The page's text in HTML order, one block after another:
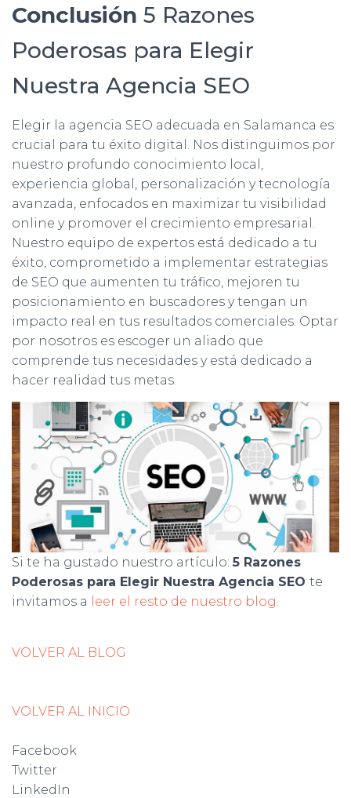
Conclusión 5 Razones
Poderosas para Elegir
Nuestra Agencia SEO
Elegir la agencia SEO adecuada en Salamanca es
crucial para tu éxito digital. Nos distinguimos por
nuestro profundo conocimiento local,
experiencia global, personalización y tecnología
avanzada, enfocados en maximizar tu visibilidad
online y promover el crecimiento empresarial.
Nuestro equipo de expertos está dedicado a tu
éxito, comprometido a implementar estrategias
de SEO que aumenten tu tráfico, mejoren tu
posicionamiento en buscadores y tengan un
impacto real en tus resultados comerciales. Optar
por nosotros es escoger un aliado que
comprende tus necesidades y está dedicado a
hacer realidad tus metas.
Si te ha gustado nuestro artículo: 5 Razones
Poderosas para Elegir Nuestra Agencia SEO te
invitamos a
leer el resto de nuestro blog.
VOLVER AL BLOG
VOLVER AL INICIO
Facebook
Twitter
LinkedIn